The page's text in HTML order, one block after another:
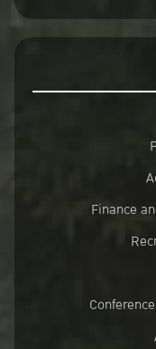
Finance